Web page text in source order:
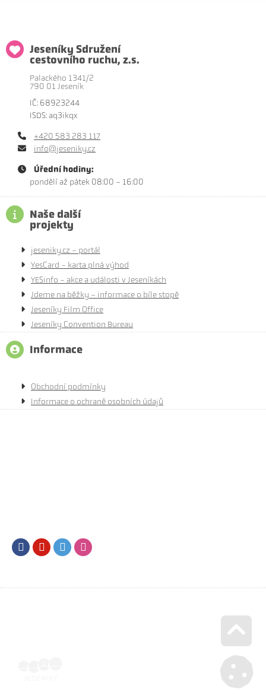
Jeseníky Sdružení
cestovního ruchu, z.s.
Palackého 1341/2
790 01 Jeseník
IČ: 68923244
ISDS: aq3ikqx
+420 583 283 117
info@jeseniky.cz
Úřední hodiny:
pondělí až pátek 08:00 - 16:00
Naše další
projekty
jeseniky.cz - portál
YesCard - karta plná výhod
YESinfo - akce a události v Jeseníkách
Jdeme na běžky - informace o bíle stopě
Jeseníky Film Office
Jeseníky Convention Bureau
Informace
Obchodní podmínky
Informace o ochraně osobních údajů
FacebookYoutubeTwitter
Go